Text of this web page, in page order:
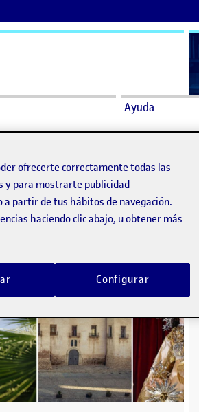
Ayuda
VIVA
por
ESPEJO
Publicado por
Maria Blasco Segrelles
Fecha de publicación
26 Dic 202526 diciembre, 2025 9:18 am
3 comentarios
ofrecerte correctamente todas las
y para mostrarte publicidad
a partir de tus hábitos de navegación.
haciendo clic abajo, u obtener más
Configurar